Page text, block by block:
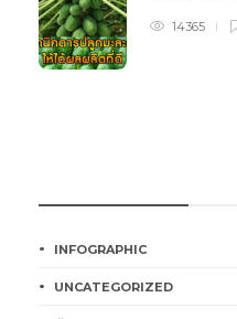
14365
INFOGRAPHIC
UNCATEGORIZED